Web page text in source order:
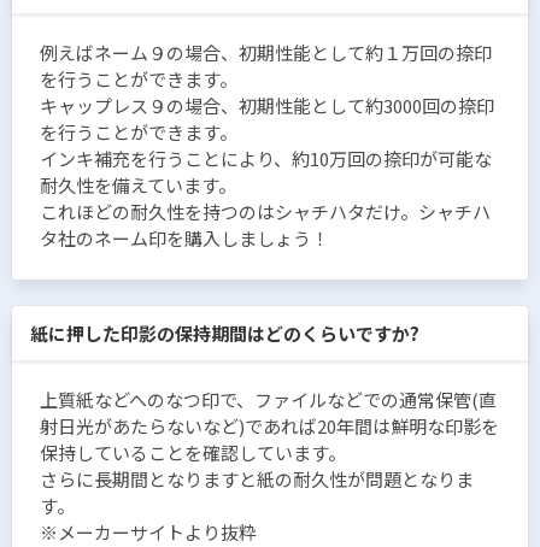
例えばネーム９の場合、初期性能として約１万回の捺印
を行うことができます。
キャップレス９の場合、初期性能として約3000回の捺印
を行うことができます。
インキ補充を行うことにより、約10万回の捺印が可能な
耐久性を備えています。
これほどの耐久性を持つのはシャチハタだけ。シャチハ
タ社のネーム印を購入しましょう！
紙に押した印影の保持期間はどのくらいですか?
上質紙などへのなつ印で、ファイルなどでの通常保管(直
射日光があたらないなど)であれば20年間は鮮明な印影を
保持していることを確認しています。
さらに長期間となりますと紙の耐久性が問題となりま
す。
※メーカーサイトより抜粋